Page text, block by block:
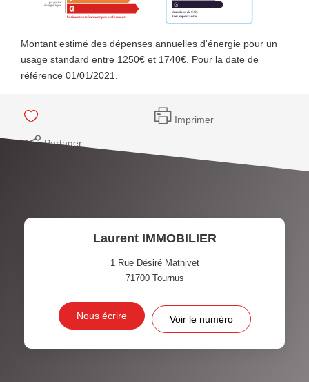
Montant estimé des dépenses annuelles d'énergie pour un
usage standard entre 1250€ et 1740€. Pour la date de
référence 01/01/2021.
Imprimer
Partager
Laurent IMMOBILIER
1 Rue Désiré Mathivet
71700 Tournus
Nous écrire Voir le numéro